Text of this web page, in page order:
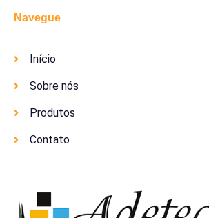
Navegue
Início
Sobre nós
Produtos
Contato